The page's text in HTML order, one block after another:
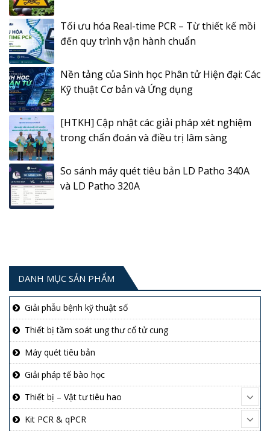
Tối ưu hóa Real-time PCR – Từ thiết kế mồi
đến quy trình vận hành chuẩn
Nền tảng của Sinh học Phân tử Hiện đại: Các
Kỹ thuật Cơ bản và Ứng dụng
[HTKH] Cập nhật các giải pháp xét nghiệm
trong chẩn đoán và điều trị lâm sàng
So sánh máy quét tiêu bản LD Patho 340A
và LD Patho 320A
DANH MỤC SẢN PHẨM
Giải phẫu bệnh kỹ thuật số
Thiết bị tầm soát ung thư cổ tử cung
Máy quét tiêu bản
Giải pháp tế bào học
Thiết bị – Vật tư tiêu hao
Kit PCR & qPCR